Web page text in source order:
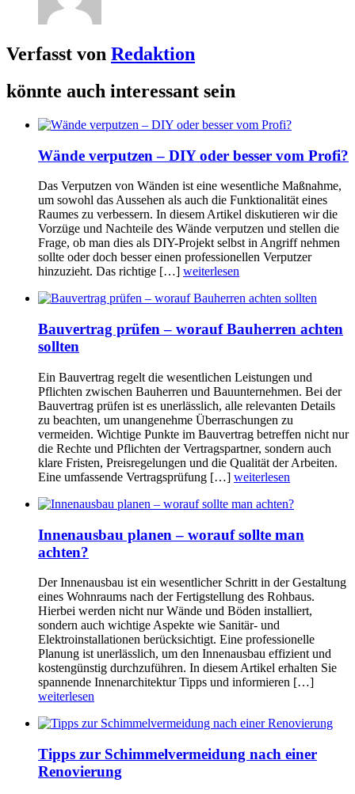
Verfasst von Redaktion
könnte auch interessant sein
Wände verputzen – DIY oder besser vom Profi?
Das Verputzen von Wänden ist eine wesentliche Maßnahme,
um sowohl das Aussehen als auch die Funktionalität eines
Raumes zu verbessern. In diesem Artikel diskutieren wir die
Vorzüge und Nachteile des Wände verputzen und stellen die
Frage, ob man dies als DIY-Projekt selbst in Angriff nehmen
sollte oder doch besser einen professionellen Verputzer
hinzuzieht. Das richtige […] weiterlesen
Bauvertrag prüfen – worauf Bauherren achten
sollten
Ein Bauvertrag regelt die wesentlichen Leistungen und
Pflichten zwischen Bauherren und Bauunternehmen. Bei der
Bauvertrag prüfen ist es unerlässlich, alle relevanten Details
zu beachten, um unangenehme Überraschungen zu
vermeiden. Wichtige Punkte im Bauvertrag betreffen nicht nur
die Rechte und Pflichten der Vertragspartner, sondern auch
klare Fristen, Preisregelungen und die Qualität der Arbeiten.
Eine umfassende Vertragsprüfung […] weiterlesen
Innenausbau planen – worauf sollte man
achten?
Der Innenausbau ist ein wesentlicher Schritt in der Gestaltung
eines Wohnraums nach der Fertigstellung des Rohbaus.
Hierbei werden nicht nur Wände und Böden installiert,
sondern auch wichtige Aspekte wie Sanitär- und
Elektroinstallationen berücksichtigt. Eine professionelle
Planung ist unerlässlich, um den Innenausbau effizient und
kostengünstig durchzuführen. In diesem Artikel erhalten Sie
spannende Innenarchitektur Tipps und informieren […]
weiterlesen
Tipps zur Schimmelvermeidung nach einer
Renovierung